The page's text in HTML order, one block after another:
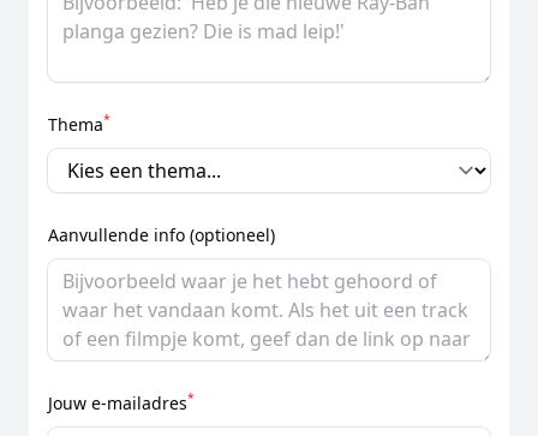
Thema*
Aanvullende info (optioneel)
Jouw e-mailadres*